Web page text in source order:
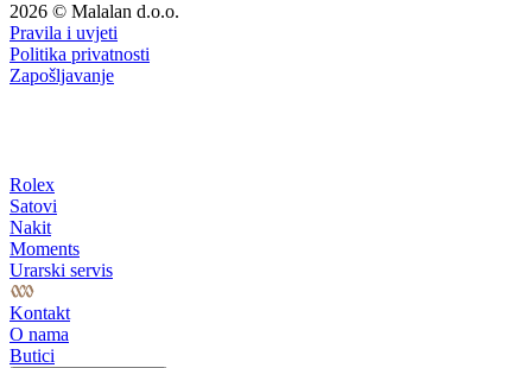
2026 © Malalan d.o.o.
Pravila i uvjeti
Politika privatnosti
Zapošljavanje
Rolex
Satovi
Nakit
Moments
Urarski servis
Kontakt
O nama
Butici